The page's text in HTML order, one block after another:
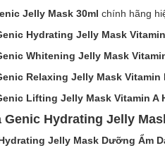
Jelly Mask 30ml chính hãng
Hydrating Jelly Mask
Whitening Jelly Mask
Relaxing Jelly Mask
Lifting Jelly Mask Vitamin
Genic Hydrating Jelly
Jelly Mask Dưỡng Ẩm